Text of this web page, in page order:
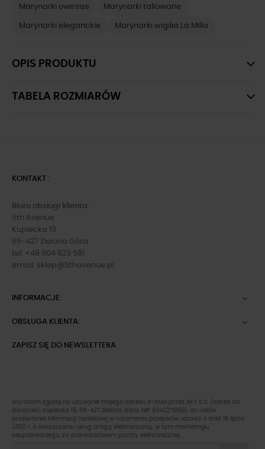
Marynarki oversize Marynarki taliowane
Marynarki eleganckie Marynarki wigilia La Milla
OPIS PRODUKTU
TABELA ROZMIARÓW
KONTAKT :
Biuro obsługi klienta:
5th Avenue
Kupiecka 19
65-427 Zielona Góra
tel: +48 604 829 581
email: sklep@5thavenue.pl
INFORMACJE: 
OBSŁUGA KLIENTA: 
ZAPISZ SIĘ DO NEWSLETTERA
Wyrażam zgodę na używanie mojego adresu e-mail przez SKY S.C (adres do
doręczeń: Kupiecka 19, 65-427 Zielona Góra, NIP 8943276168) do celów
przesyłania informacji handlowej w rozumieniu przepisów ustawy z dnia 18 lipca
2002 r. o świadczeniu usług drogą elektroniczną, w tym marketingu
bezpośredniego, za pośrednictwem poczty elektronicznej.